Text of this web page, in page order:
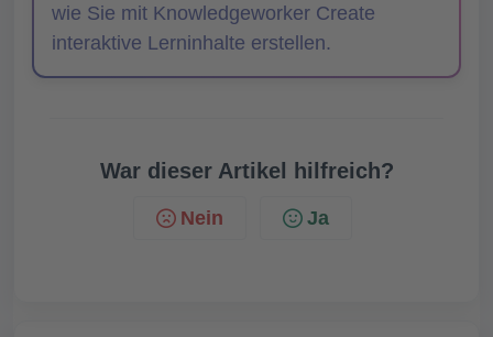
wie Sie mit Knowledgeworker Create
interaktive Lerninhalte erstellen.
War dieser Artikel hilfreich?
Nein Ja